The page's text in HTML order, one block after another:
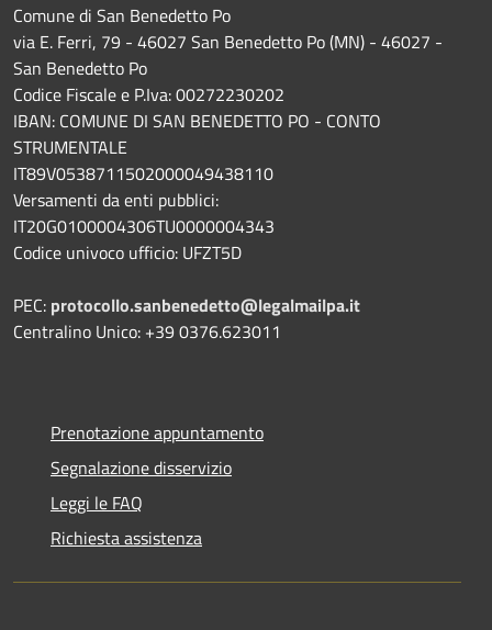
Comune di San Benedetto Po
via E. Ferri, 79 - 46027 San Benedetto Po (MN) - 46027 -
San Benedetto Po
Codice Fiscale e P.Iva: 00272230202
IBAN: COMUNE DI SAN BENEDETTO PO - CONTO
STRUMENTALE
IT89V0538711502000049438110
Versamenti da enti pubblici:
IT20G0100004306TU0000004343
Codice univoco ufficio: UFZT5D
PEC: protocollo.sanbenedetto@legalmailpa.it
Centralino Unico: +39 0376.623011
Prenotazione appuntamento
Segnalazione disservizio
Leggi le FAQ
Richiesta assistenza